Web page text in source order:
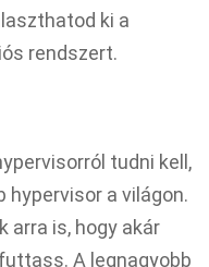
ki a
rendszert.
tudni kell,
hypervisor a világon.
arra is, hogy akár
A legnagyobb